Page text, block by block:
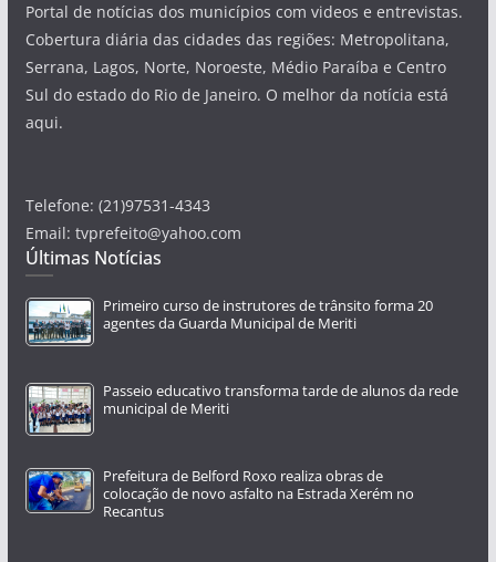
Portal de notícias dos municípios com videos e entrevistas.
Cobertura diária das cidades das regiões: Metropolitana,
Serrana, Lagos, Norte, Noroeste, Médio Paraíba e Centro
Sul do estado do Rio de Janeiro. O melhor da notícia está
aqui.
Telefone: (21)97531-4343
Email: tvprefeito@yahoo.com
Últimas Notícias
Primeiro curso de instrutores de trânsito forma 20
agentes da Guarda Municipal de Meriti
Passeio educativo transforma tarde de alunos da rede
municipal de Meriti
Prefeitura de Belford Roxo realiza obras de
colocação de novo asfalto na Estrada Xerém no
Recantus